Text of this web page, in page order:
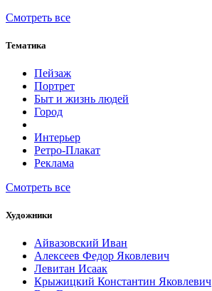
Смотреть все
Тематика
Пейзаж
Портрет
Быт и жизнь людей
Город
Интерьер
Ретро-Плакат
Реклама
Смотреть все
Художники
Айвазовский Иван
Алексеев Федор Яковлевич
Левитан Исаак
Крыжицкий Константин Яковлевич